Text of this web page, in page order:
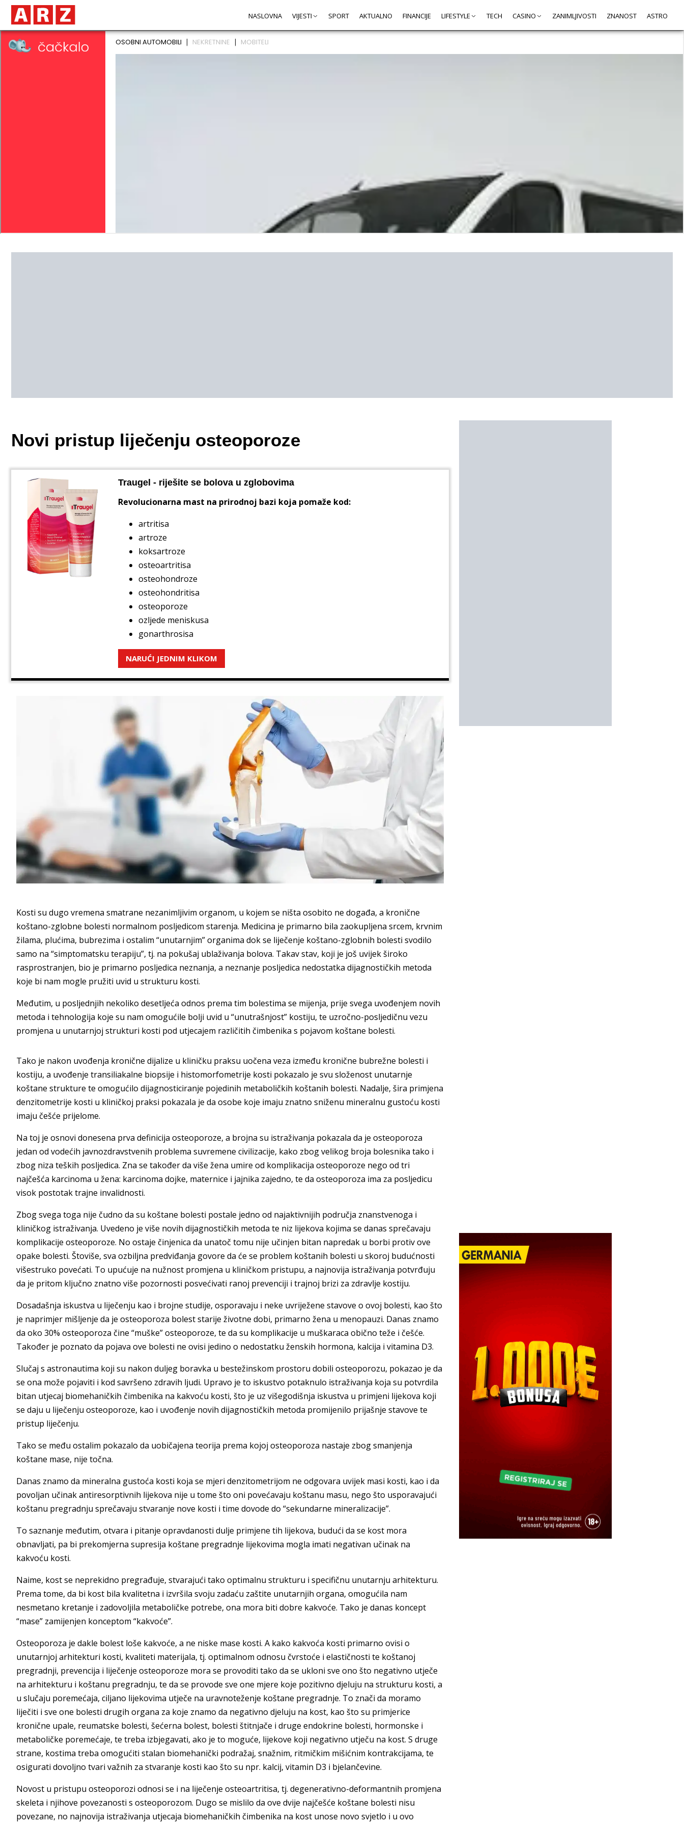
NASLOVNA VIJESTI SPORT AKTUALNO FINANCIJE LIFESTYLE TECH CASINO ZANIMLJIVOSTI ZNANOST ASTRO
Novi pristup liječenju osteoporoze
Traugel - riješite se bolova u zglobovima
Revolucionarna mast na prirodnoj bazi koja pomaže kod:
artritisa
artroze
koksartroze
osteoartritisa
osteohondroze
osteohondritisa
osteoporoze
ozljede meniskusa
gonarthrosisa
NARUĆI JEDNIM KLIKOM
Kosti su dugo vremena smatrane nezanimljivim organom, u kojem se ništa osobito ne događa, a kronične
koštano-zglobne bolesti normalnom posljedicom starenja. Medicina je primarno bila zaokupljena srcem, krvnim
žilama, plućima, bubrezima i ostalim “unutarnjim” organima dok se liječenje koštano-zglobnih bolesti svodilo
samo na “simptomatsku terapiju”, tj. na pokušaj ublaživanja bolova. Takav stav, koji je još uvijek široko
rasprostranjen, bio je primarno posljedica neznanja, a neznanje posljedica nedostatka dijagnostičkih metoda
koje bi nam mogle pružiti uvid u strukturu kosti.
Međutim, u posljednjih nekoliko desetljeća odnos prema tim bolestima se mijenja, prije svega uvođenjem novih
metoda i tehnologija koje su nam omogućile bolji uvid u “unutrašnjost” kostiju, te uzročno-posljedičnu vezu
promjena u unutarnjoj strukturi kosti pod utjecajem različitih čimbenika s pojavom koštane bolesti.
Tako je nakon uvođenja kronične dijalize u kliničku praksu uočena veza između kronične bubrežne bolesti i
kostiju, a uvođenje transiliakalne biopsije i histomorfometrije kosti pokazalo je svu složenost unutarnje
koštane strukture te omogućilo dijagnosticiranje pojedinih metaboličkih koštanih bolesti. Nadalje, šira primjena
denzitometrije kosti u kliničkoj praksi pokazala je da osobe koje imaju znatno sniženu mineralnu gustoću kosti
imaju češće prijelome.
Na toj je osnovi donesena prva definicija osteoporoze, a brojna su istraživanja pokazala da je osteoporoza
jedan od vodećih javnozdravstvenih problema suvremene civilizacije, kako zbog velikog broja bolesnika tako i
zbog niza teških posljedica. Zna se također da više žena umire od komplikacija osteoporoze nego od tri
najčešća karcinoma u žena: karcinoma dojke, maternice i jajnika zajedno, te da osteoporoza ima za posljedicu
visok postotak trajne invalidnosti.
Zbog svega toga nije čudno da su koštane bolesti postale jedno od najaktivnijih područja znanstvenoga i
kliničkog istraživanja. Uvedeno je više novih dijagnostičkih metoda te niz lijekova kojima se danas sprečavaju
komplikacije osteoporoze. No ostaje činjenica da unatoč tomu nije učinjen bitan napredak u borbi protiv ove
opake bolesti. Štoviše, sva ozbiljna predviđanja govore da će se problem koštanih bolesti u skoroj budućnosti
višestruko povećati. To upućuje na nužnost promjena u kliničkom pristupu, a najnovija istraživanja potvrđuju
da je pritom ključno znatno više pozornosti posvećivati ranoj prevenciji i trajnoj brizi za zdravlje kostiju.
Dosadašnja iskustva u liječenju kao i brojne studije, osporavaju i neke uvriježene stavove o ovoj bolesti, kao što
je naprimjer mišljenje da je osteoporoza bolest starije životne dobi, primarno žena u menopauzi. Danas znamo
da oko 30% osteoporoza čine “muške” osteoporoze, te da su komplikacije u muškaraca obično teže i češće.
Također je poznato da pojava ove bolesti ne ovisi jedino o nedostatku ženskih hormona, kalcija i vitamina D3.
Slučaj s astronautima koji su nakon duljeg boravka u bestežinskom prostoru dobili osteoporozu, pokazao je da
se ona može pojaviti i kod savršeno zdravih ljudi. Upravo je to iskustvo potaknulo istraživanja koja su potvrdila
bitan utjecaj biomehaničkih čimbenika na kakvoću kosti, što je uz višegodišnja iskustva u primjeni lijekova koji
se daju u liječenju osteoporoze, kao i uvođenje novih dijagnostičkih metoda promijenilo prijašnje stavove te
pristup liječenju.
Tako se među ostalim pokazalo da uobičajena teorija prema kojoj osteoporoza nastaje zbog smanjenja
koštane mase, nije točna.
Danas znamo da mineralna gustoća kosti koja se mjeri denzitometrijom ne odgovara uvijek masi kosti, kao i da
povoljan učinak antiresorptivnih lijekova nije u tome što oni povećavaju koštanu masu, nego što usporavajući
koštanu pregradnju sprečavaju stvaranje nove kosti i time dovode do “sekundarne mineralizacije”.
To saznanje međutim, otvara i pitanje opravdanosti dulje primjene tih lijekova, budući da se kost mora
obnavljati, pa bi prekomjerna supresija koštane pregradnje lijekovima mogla imati negativan učinak na
kakvoću kosti.
Naime, kost se neprekidno pregrađuje, stvarajući tako optimalnu strukturu i specifičnu unutarnju arhitekturu.
Prema tome, da bi kost bila kvalitetna i izvršila svoju zadaću zaštite unutarnjih organa, omogućila nam
nesmetano kretanje i zadovoljila metaboličke potrebe, ona mora biti dobre kakvoće. Tako je danas koncept
“mase” zamijenjen konceptom “kakvoće”.
Osteoporoza je dakle bolest loše kakvoće, a ne niske mase kosti. A kako kakvoća kosti primarno ovisi o
unutarnjoj arhitekturi kosti, kvaliteti materijala, tj. optimalnom odnosu čvrstoće i elastičnosti te koštanoj
pregradnji, prevencija i liječenje osteoporoze mora se provoditi tako da se ukloni sve ono što negativno utječe
na arhitekturu i koštanu pregradnju, te da se provode sve one mjere koje pozitivno djeluju na strukturu kosti, a
u slučaju poremećaja, ciljano lijekovima utječe na uravnoteženje koštane pregradnje. To znači da moramo
liječiti i sve one bolesti drugih organa za koje znamo da negativno djeluju na kost, kao što su primjerice
kronične upale, reumatske bolesti, šećerna bolest, bolesti štitnjače i druge endokrine bolesti, hormonske i
metaboličke poremećaje, te treba izbjegavati, ako je to moguće, lijekove koji negativno utječu na kost. S druge
strane, kostima treba omogućiti stalan biomehanički podražaj, snažnim, ritmičkim mišićnim kontrakcijama, te
osigurati dovoljno tvari važnih za stvaranje kosti kao što su npr. kalcij, vitamin D3 i bjelančevine.
Novost u pristupu osteoporozi odnosi se i na liječenje osteoartritisa, tj. degenerativno-deformantnih promjena
skeleta i njihove povezanosti s osteoporozom. Dugo se mislilo da ove dvije najčešće koštane bolesti nisu
povezane, no najnovija istraživanja utjecaja biomehaničkih čimbenika na kost unose novo svjetlo i u ovo